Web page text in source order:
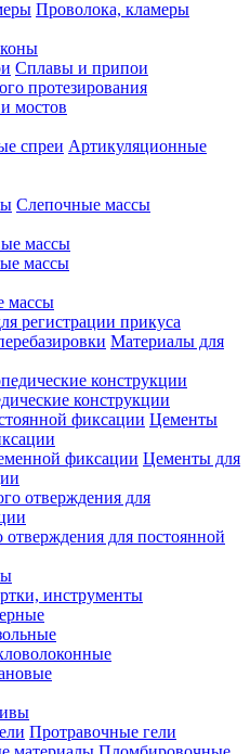
Проволока, кламеры
Сплавы и припои
протезирования
мостов
Артикуляционные
Слепочные массы
массы
массы
массы
регистрации прикуса
Материалы для
конструкции
Цементы
Цементы для
для постоянной
инструменты
Протравочные гели